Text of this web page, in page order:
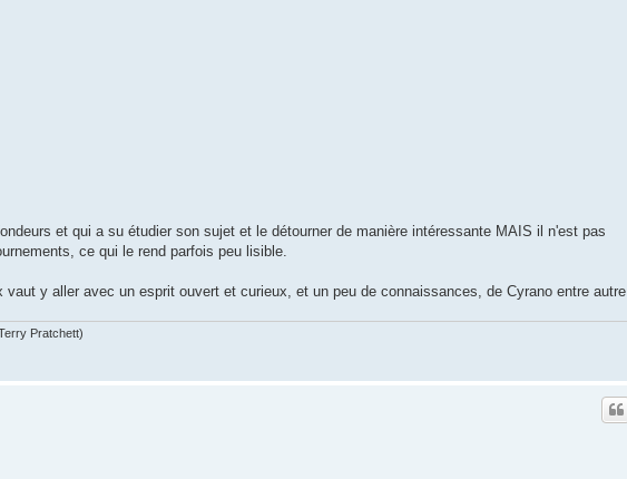
et qui a su étudier son sujet et le détourner de manière intéressante MAIS il n'est pas
ce qui le rend parfois peu lisible.
y aller avec un esprit ouvert et curieux, et un peu de connaissances, de Cyrano entre autre
Pratchett)